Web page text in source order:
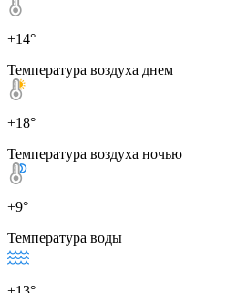
+14°
Температура воздуха днем
+18°
Температура воздуха ночью
+9°
Температура воды